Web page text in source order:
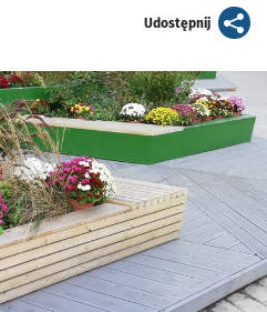
Udostępnijartykuł